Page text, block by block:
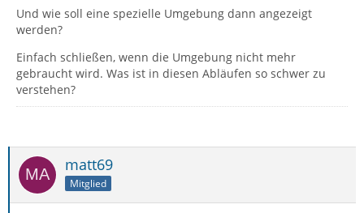
Und wie soll eine spezielle Umgebung dann angezeigt
werden?
Einfach schließen, wenn die Umgebung nicht mehr
gebraucht wird. Was ist in diesen Abläufen so schwer zu
verstehen?
matt69
Mitglied